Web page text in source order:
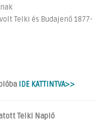
Telki és Budajenő 1877-
IDE KATTINTVA>>
Telki Napló